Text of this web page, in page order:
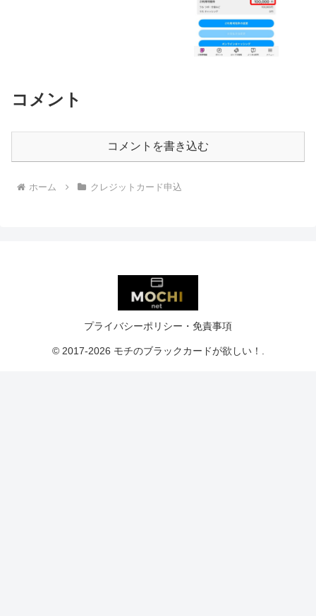
コメント
コメントを書き込む
ホーム クレジットカード申込
プライバシーポリシー・免責事項
© 2017-2026 モチのブラックカードが欲しい！.